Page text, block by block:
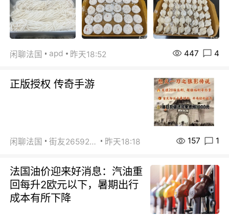
闲聊法国 apd 昨天18:52 447 4
正版授权 传奇手游
闲聊法国 街友26592800 昨天18:18 157 1
法国油价迎来好消息：汽油重
回每升2欧元以下，暑期出行
成本有所下降